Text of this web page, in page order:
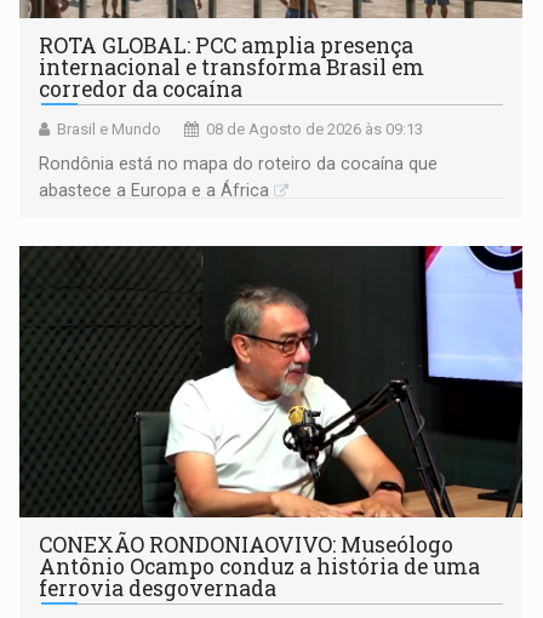
ROTA GLOBAL: PCC amplia presença
internacional e transforma Brasil em
corredor da cocaína
Brasil e Mundo 08 de Agosto de 2026 às 09:13
Rondônia está no mapa do roteiro da cocaína que
abastece a Europa e a África
CONEXÃO RONDONIAOVIVO: Museólogo
Antônio Ocampo conduz a história de uma
ferrovia desgovernada